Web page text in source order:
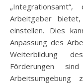
Arbeitgeber
einstellen. Dies
Anpassung des
Weiterbildung
Förderungen